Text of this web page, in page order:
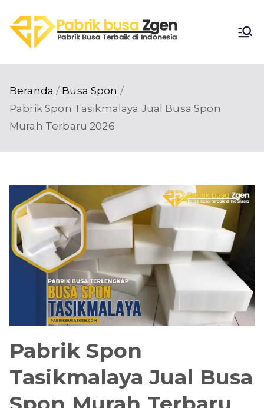
ke
konten
Pabri
Busa
Beranda
Busa Spon
Pabrik Spon Tasikmalaya Jual Busa Spon
Murah Terbaru 2026
Pabrik Spon
Tasikmalaya Jual Busa